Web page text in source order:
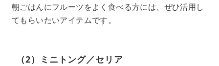
朝ごはんにフルーツをよく食べる方には、ぜひ活用し
てもらいたいアイテムです。
（2）ミニトング／セリア